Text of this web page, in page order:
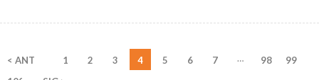
< ANT 1 2 3 4 5 6 7 … 98
99